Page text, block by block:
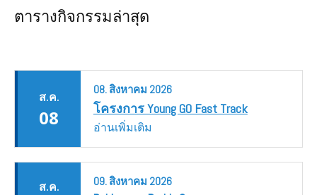
ตารางกิจกรรมล่าสุด
ส.ค.
08
08.สิงหาคม 2026
โครงการ Young GO Fast Track
อ่านเพิ่มเติม
ส.ค. 09.สิงหาคม 2026